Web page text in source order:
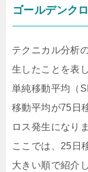
ゴールデンク
テクニカル分析
生したことを表
単純移動平均（
移動平均が75日
ロス発生になり
ここでは、25日
大きい順で紹介